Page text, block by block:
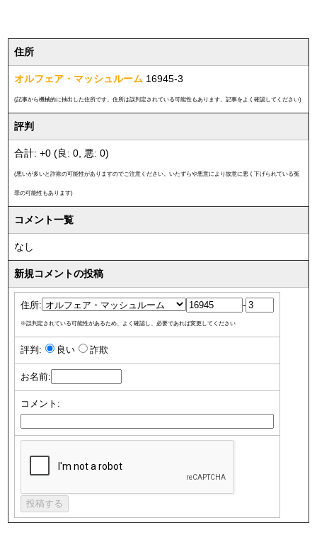
住所
オルフェア・マッシュルーム 16945-3
(記事から機械的に抽出した住所です。住所は誤判定されている可能性もあります。記事をよく確認してください)
評判
合計: +0 (良: 0, 悪: 0)
(悪いが多いと詐欺の可能性がありますのでご注意ください。いたずらや悪意により故意に悪く下げられている冤
罪の可能性もあります)
コメント一覧
なし
新規コメントの投稿
住所: -
※誤判定されている可能性があるため、よく確認し、必要であれば変更してください
評判: 良い 詐欺
お名前:
コメント: